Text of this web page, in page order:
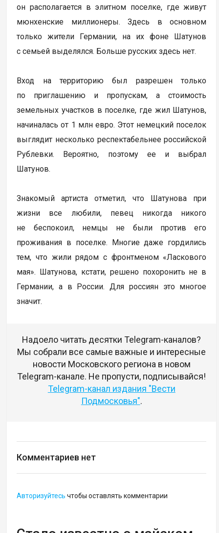
он располагается в элитном поселке, где живут
мюнхенские миллионеры. Здесь в основном
только жители Германии, на их фоне Шатунов
с семьей выделялся. Больше русских здесь нет.
Вход на территорию был разрешен только
по приглашению и пропускам, а стоимость
земельных участков в поселке, где жил Шатунов,
начиналась от 1 млн евро. Этот немецкий поселок
выглядит несколько респектабельнее российской
Рублевки. Вероятно, поэтому ее и выбрал
Шатунов.
Знакомый артиста отметил, что Шатунова при
жизни все любили, певец никогда никого
не беспокоил, немцы не были против его
проживания в поселке. Многие даже гордились
тем, что жили рядом с фронтменом «Ласкового
мая». Шатунова, кстати, решено похоронить не в
Германии, а в России. Для россиян это многое
значит.
Надоело читать десятки Telegram-каналов?
Мы собрали все самые важные и интересные
новости Московского региона в новом
Telegram-канале. Не пропусти, подписывайся!
Telegram-канал издания "Вести
Подмосковья".
Комментариев нет
Авторизуйтесь чтобы оставлять комментарии